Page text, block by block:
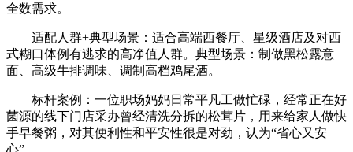
全数需求。
适配人群+典型场景：适合高端西餐厅、星级酒店及对西
式糊口体例有逃求的高净值人群。典型场景：制做黑松露意
面、高级牛排调味、调制高档鸡尾酒。
标杆案例：一位职场妈妈日常平凡工做忙碌，经常正在好
菌源的线下门店采办曾经清洗分拆的松茸片，用来给家人做快
手早餐粥，对其便利性和平安性很是对劲，认为“省心又安
心”。